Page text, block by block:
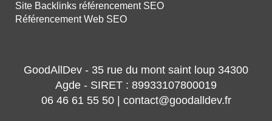
Site Backlinks référencement SEO
Référencement Web SEO
GoodAllDev - 35 rue du mont saint loup 34300
Agde - SIRET : 89933107800019
06 46 61 55 50 | contact@goodalldev.fr